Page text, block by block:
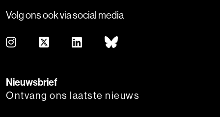
Volg ons ook via social media
Nieuwsbrief
Ontvang ons laatste nieuws